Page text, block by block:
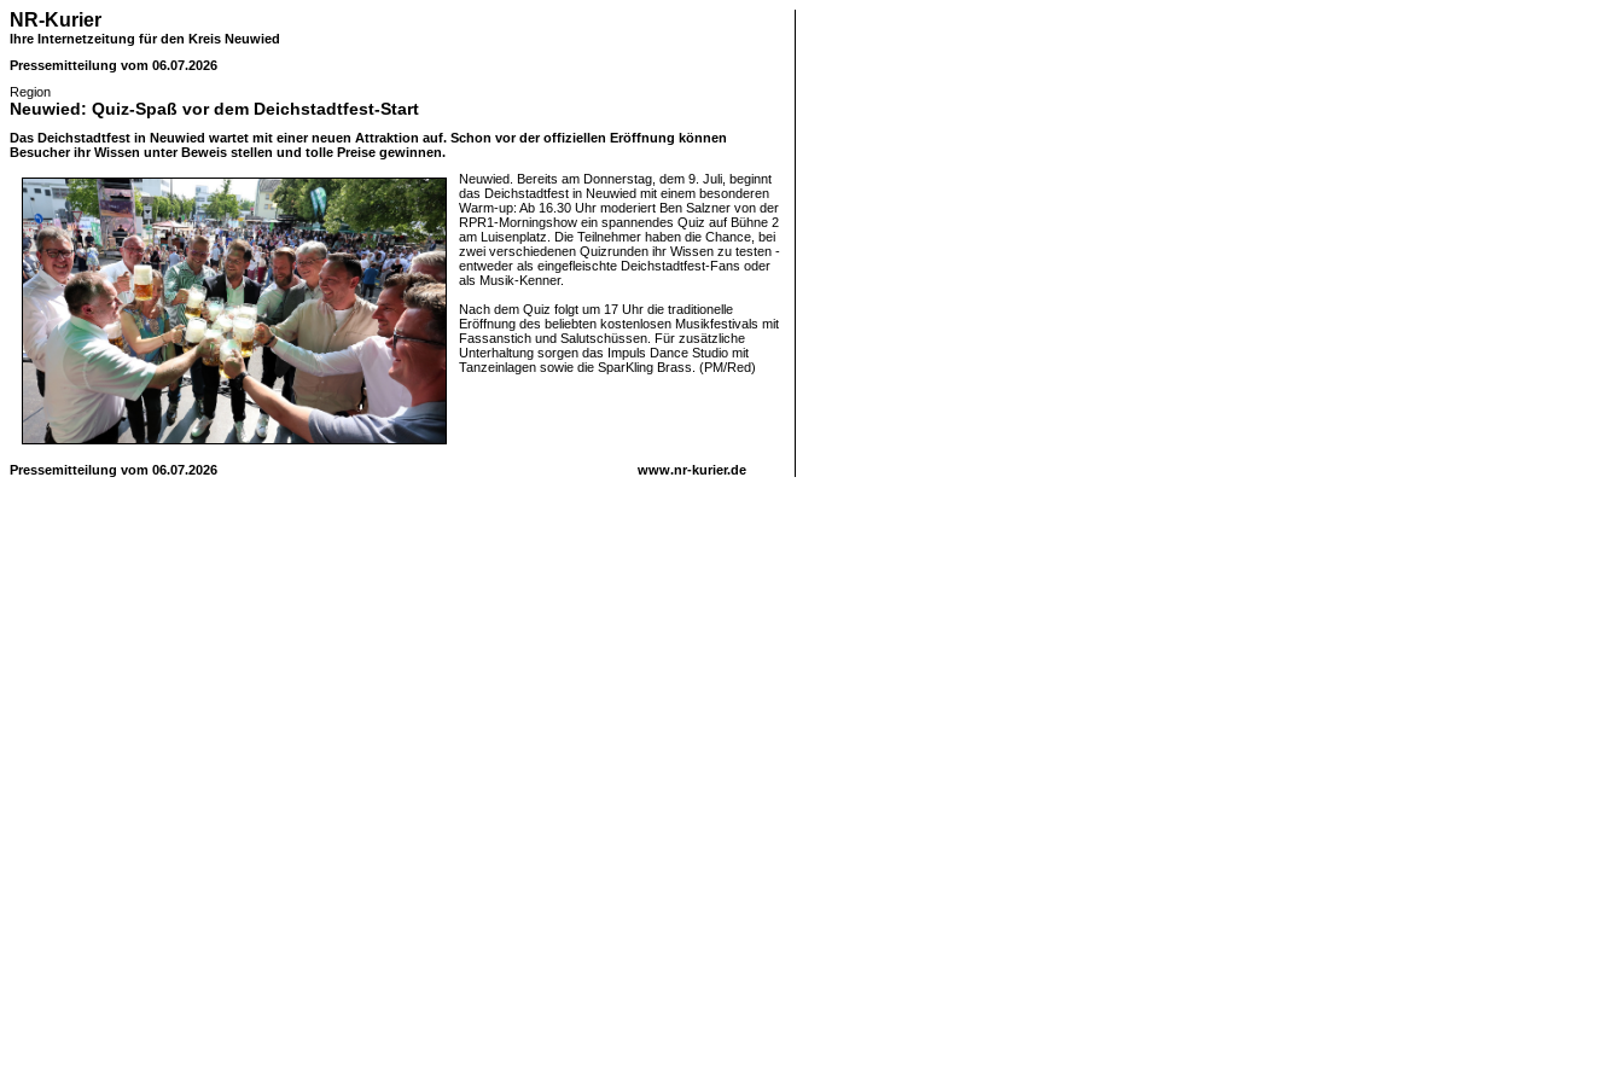
NR-Kurier
Ihre Internetzeitung für den Kreis Neuwied
Pressemitteilung vom 06.07.2026
Region
Neuwied: Quiz-Spaß vor dem Deichstadtfest-Start
Das Deichstadtfest in Neuwied wartet mit einer neuen Attraktion auf. Schon vor der offiziellen Eröffnung können
Besucher ihr Wissen unter Beweis stellen und tolle Preise gewinnen.
Neuwied. Bereits am Donnerstag, dem 9. Juli, beginnt
das Deichstadtfest in Neuwied mit einem besonderen
Warm-up: Ab 16.30 Uhr moderiert Ben Salzner von der
RPR1-Morningshow ein spannendes Quiz auf Bühne 2
am Luisenplatz. Die Teilnehmer haben die Chance, bei
zwei verschiedenen Quizrunden ihr Wissen zu testen -
entweder als eingefleischte Deichstadtfest-Fans oder
als Musik-Kenner.
Nach dem Quiz folgt um 17 Uhr die traditionelle
Eröffnung des beliebten kostenlosen Musikfestivals mit
Fassanstich und Salutschüssen. Für zusätzliche
Unterhaltung sorgen das Impuls Dance Studio mit
Tanzeinlagen sowie die SparKling Brass. (PM/Red)
Pressemitteilung vom 06.07.2026 www.nr-kurier.de